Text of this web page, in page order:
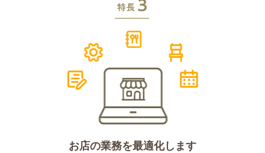
お店の業務を最適化します